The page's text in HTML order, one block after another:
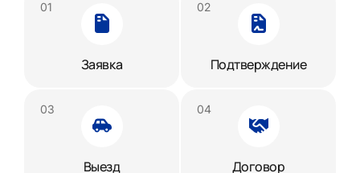
Заявка Подтверждение
Выезд Договор